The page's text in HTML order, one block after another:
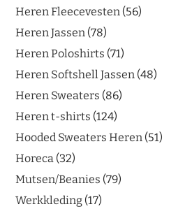
Heren Fleecevesten 56
Heren Jassen 78
Heren Poloshirts 71
Heren Softshell Jassen 48
Heren Sweaters 86
Heren t-shirts 124
Hooded Sweaters Heren 51
Horeca 32
Mutsen/Beanies 79
Werkkleding 17